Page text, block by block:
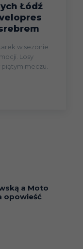
Łódź
w sezonie
Losy
meczu.
a Moto
opowieść